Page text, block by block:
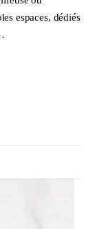
espaces, dédiés